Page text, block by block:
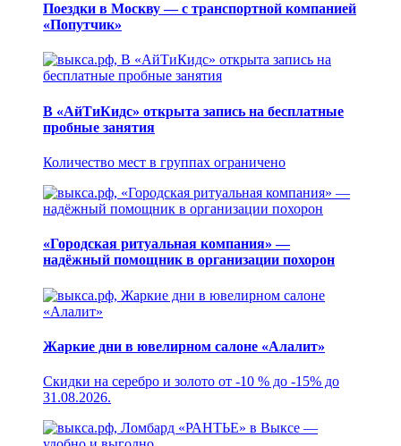
Поездки в Москву — с транспортной компанией
«Попутчик»
В «АйТиКидс» открыта запись на бесплатные
пробные занятия
Количество мест в группах ограничено
«Городская ритуальная компания» —
надёжный помощник в организации похорон
Жаркие дни в ювелирном салоне «Алалит»
Скидки на серебро и золото от -10 % до -15% до
31.08.2026.